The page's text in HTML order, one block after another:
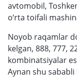
avtomobil,
o‘rta toifali
Noyob raqamlar
kelgan, 888, 777,
kombinatsiyalar
Aynan shu